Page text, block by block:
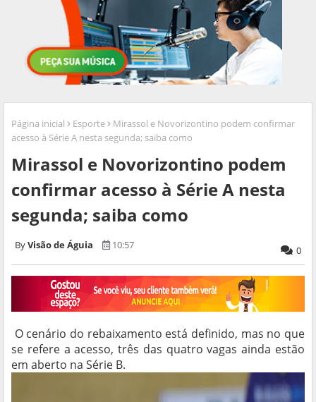
Página inicial Esporte
Mirassol e Novorizontino podem confirmar
acesso à Série A nesta segunda; saiba como
Mirassol e Novorizontino podem
confirmar acesso à Série A nesta
segunda; saiba como
Visão de Águia 10:57 0
O cenário do rebaixamento está definido, mas no que
se refere a acesso, três das quatro vagas ainda estão
em aberto na Série B.